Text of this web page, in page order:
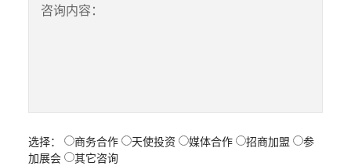
咨询内容：
选择： 商务合作 天使投资 媒体合作 招商加盟
参
加展会
其它咨询